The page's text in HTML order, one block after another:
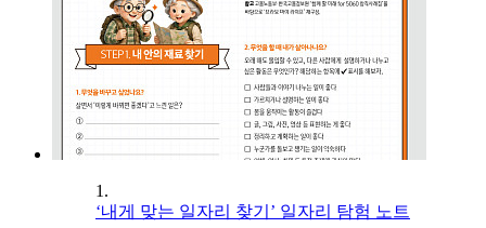
1.
‘내게 맞는 일자리 찾기’ 일자리 탐험 노트